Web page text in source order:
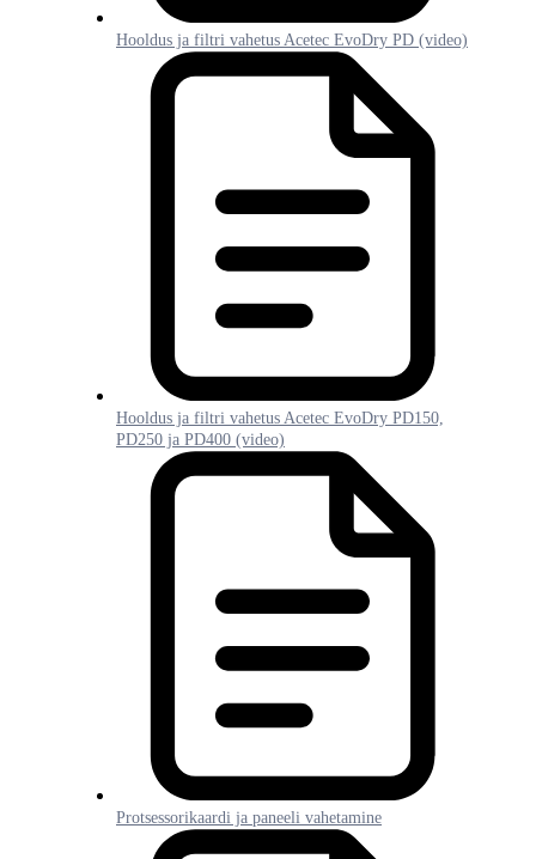
Hooldus ja filtri vahetus Acetec EvoDry PD (video)
Hooldus ja filtri vahetus Acetec EvoDry PD150,
PD250 ja PD400 (video)
Protsessorikaardi ja paneeli vahetamine